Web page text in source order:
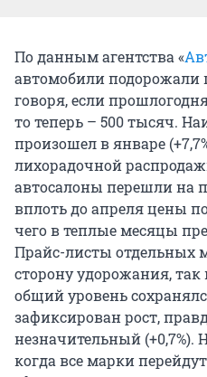
По данным агентства «
автомобили подорожали
говоря, если
то теперь – 500 тысяч.
произошел в январе
лихорадочной
автосалоны перешли на
вплоть до апреля цены
чего в теплые месяцы
Прайс-листы отдельных
сторону удорожания,
общий уровень
зафиксирован рост,
незначительный (+0,7%).
когда все марки